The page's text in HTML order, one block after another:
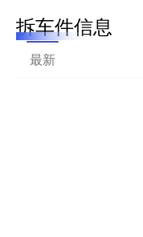
拆车件信息
最新